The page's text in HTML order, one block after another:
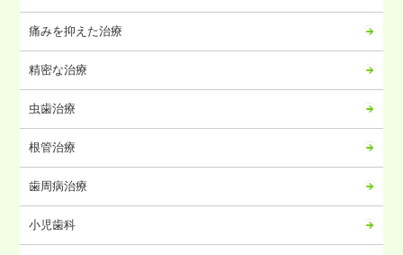
2024年08月
2024年07月
2024年06月
2024年05月
2024年04月
2024年03月
2024年02月
2024年01月
2023年12月
2023年11月
痛みを抑えた治療
精密な治療
虫歯治療
根管治療
歯周病治療
小児歯科